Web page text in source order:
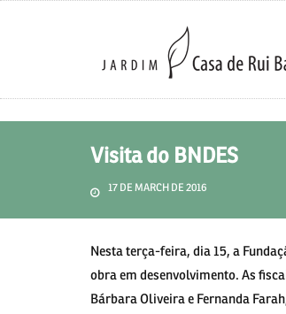
Visita do BNDES
17 DE MARCH DE 2016
Nesta terça-feira, dia 15, a
obra em desenvolvimento. As
Bárbara Oliveira e Fernanda